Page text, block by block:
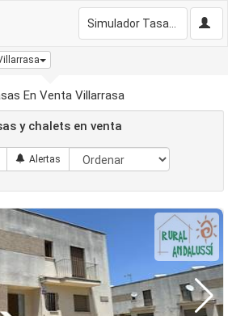
En Venta Villarrasa
y chalets en venta